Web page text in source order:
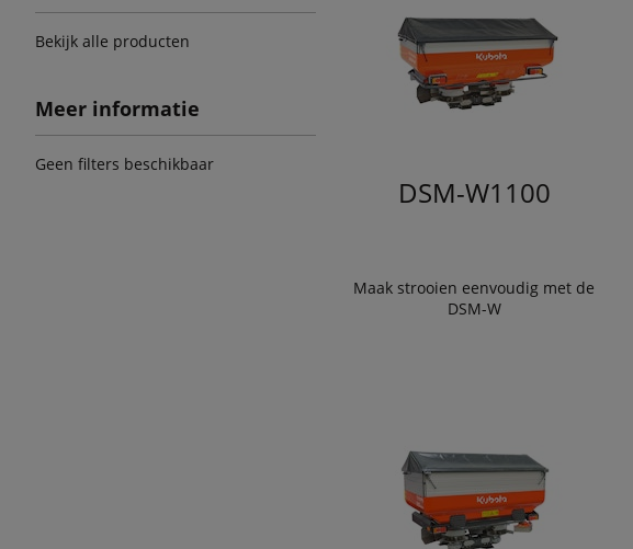
Bekijk alle producten
Meer informatie
Geen filters beschikbaar
DSM-W1100
Maak strooien eenvoudig met de
DSM-W